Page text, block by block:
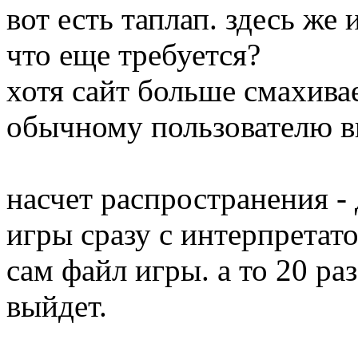
вот есть таплап. здесь же
что еще требуется?
хотя сайт больше
обычному пользователю
насчет распространения
игры сразу с
сам файл игры. а то 20
выйдет.